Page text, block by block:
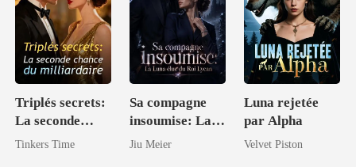
Triplés secrets:
La seconde
chance du
Tinkers Time
Sa compagne
insoumise: La
Luna élue du
Jiu Meier
Luna rejetée
par Alpha
Velvet Piston